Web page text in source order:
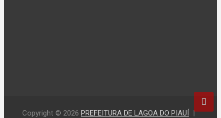
Copyright © 2026 PREFEITURA DE LAGOA DO PIAUÍ